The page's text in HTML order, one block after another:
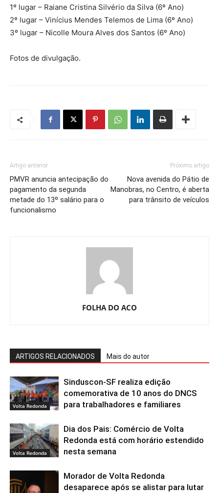
1º lugar – Raiane Cristina Silvério da Silva (6º Ano)
2º lugar – Vinícius Mendes Telemos de Lima (6º Ano)
3º lugar – Nicolle Moura Alves dos Santos (6º Ano)
Fotos de divulgação.
Artigo anterior
PMVR anuncia antecipação do
pagamento da segunda
metade do 13º salário para o
funcionalismo
Próximo artigo
Nova avenida do Pátio de
Manobras, no Centro, é aberta
para trânsito de veículos
FOLHA DO ACO
ARTIGOS RELACIONADOS Mais do autor
Volta Redonda
Sinduscon-SF realiza edição
comemorativa de 10 anos do DNCS
para trabalhadores e familiares
Volta Redonda
Dia dos Pais: Comércio de Volta
Redonda está com horário estendido
nesta semana
Morador de Volta Redonda
desaparece após se alistar para lutar